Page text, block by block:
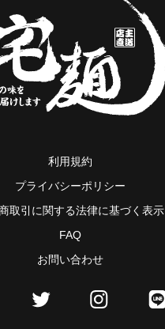
利用規約
プライバシーポリシー
取引に関する法律に基づく表示
FAQ
お問い合わせ